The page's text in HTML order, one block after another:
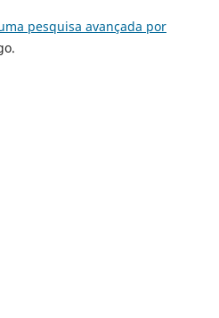
pesquisa avançada por